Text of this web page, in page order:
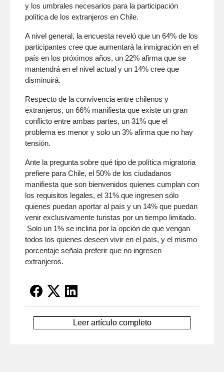
y los umbrales necesarios para la participación
política de los extranjeros en Chile.
A nivel general, la encuesta reveló que un 64% de los
participantes cree que aumentará la inmigración en el
país en los próximos años, un 22% afirma que se
mantendrá en el nivel actual y un 14% cree que
disminuirá.
Respecto de la convivencia entre chilenos y
extranjeros, un 66% manifiesta que existe un gran
conflicto entre ambas partes, un 31% que el
problema es menor y solo un 3% afirma que no hay
tensión.
Ante la pregunta sobre qué tipo de política migratoria
prefiere para Chile, el 50% de los ciudadanos
manifiesta que son bienvenidos quienes cumplan con
los requisitos legales, el 31% que ingresen sólo
quienes puedan aportar al país y un 14% que puedan
venir exclusivamente turistas por un tiempo limitado.
Solo un 1% se inclina por la opción de que vengan
todos los quienes deseen vivir en el país, y el mismo
porcentaje señala preferir que no ingresen
extranjeros.
Leer artículo completo